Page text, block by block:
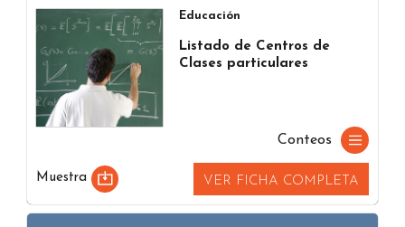
Educación
Listado de Centros de
Clases particulares
Conteos
Muestra VER FICHA COMPLETA